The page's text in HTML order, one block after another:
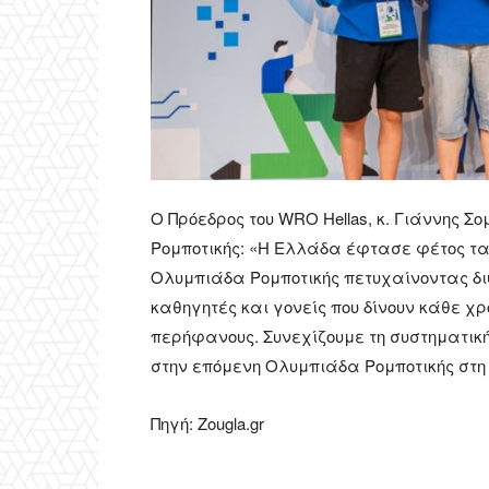
Ο Πρόεδρος του WRO Hellas, κ. Γιάννης
Ρομποτικής: «Η Ελλάδα έφτασε φέτος
Ολυμπιάδα Ρομποτικής πετυχαίνοντας
καθηγητές και γονείς που δίνουν κάθε
περήφανους. Συνεχίζουμε τη
στην επόμενη Ολυμπιάδα Ρομποτικής
Πηγή: Zougla.gr